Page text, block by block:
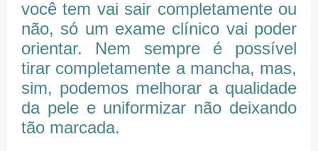
você tem vai sair completamente ou
não, só um exame clínico vai poder
orientar. Nem sempre é possível
tirar completamente a mancha, mas,
sim, podemos melhorar a qualidade
da pele e uniformizar não deixando
tão marcada.